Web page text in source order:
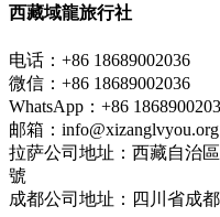
西藏域龍旅行社
电话：+86 18689002036
微信：+86 18689002036
WhatsApp：+86
邮箱：info@xizanglvyou.org
拉萨公司地址：西藏自治
號
成都公司地址：四川省成